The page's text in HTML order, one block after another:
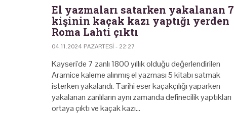
El yazmaları satarken yakalanan 7
kişinin kaçak kazı yaptığı yerden
Roma Lahti çıktı
04.11.2024 PAZARTESI - 22:27
Kayseri'de 7 zanlı 1800 yıllık olduğu değerlendirilen
Aramice kaleme alınmış el yazması 5 kitabı satmak
isterken yakalandı. Tarihi eser kaçakçılığı yaparken
yakalanan zanlıların aynı zamanda definecilik yaptıkları
ortaya çıktı ve kaçak kazı…